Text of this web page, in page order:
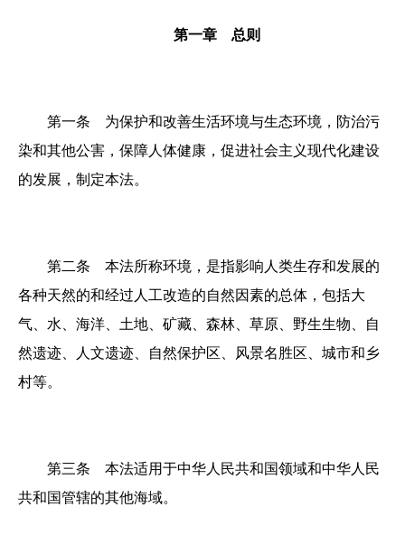
第一章 总则
第一条 为保护和改善生活环境与生态环境，防治污
染和其他公害，保障人体健康，促进社会主义现代化建设
的发展，制定本法。
第二条 本法所称环境，是指影响人类生存和发展的
各种天然的和经过人工改造的自然因素的总体，包括大
气、水、海洋、土地、矿藏、森林、草原、野生生物、自
然遗迹、人文遗迹、自然保护区、风景名胜区、城市和乡
村等。
第三条 本法适用于中华人民共和国领域和中华人民
共和国管辖的其他海域。